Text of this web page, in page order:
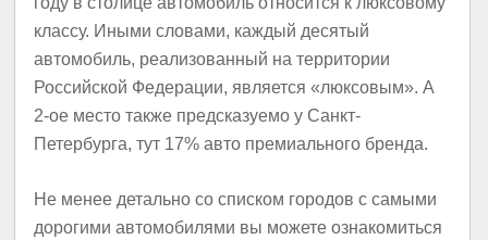
классу. Иными словами, каждый десятый
автомобиль, реализованный на территории
Российской Федерации, является «люксовым». А
2-ое место также предсказуемо у Санкт-
Петербурга, тут 17% авто премиального бренда.
Не менее детально со списком городов с самыми
дорогими автомобилями вы можете ознакомиться